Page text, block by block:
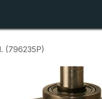
(796235P)